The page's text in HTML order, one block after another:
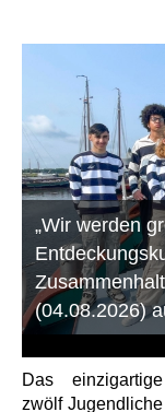
„Wir werden
(04.08.2026)
Das
zwölf